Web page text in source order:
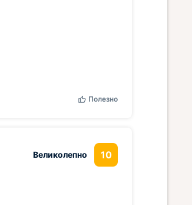
Полезно
Великолепно 10